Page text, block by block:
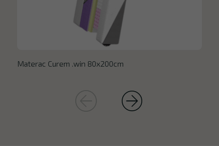
Materac Curem .win 80x200cm